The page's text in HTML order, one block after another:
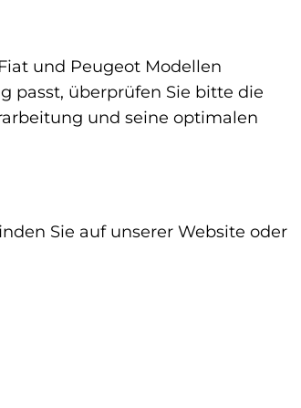
und Peugeot Modellen
passt, überprüfen Sie bitte die
und seine optimalen
Sie auf unserer Website oder